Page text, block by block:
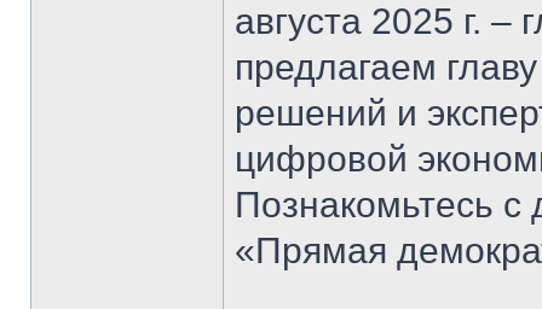
августа 2025 г.
предлагаем
решений и
цифровой
Познакомьтесь
«Прямая